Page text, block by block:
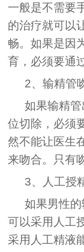
一般是不需要
的治疗就可以
畅。如果是因
育，必须要通
2、输精管
如果输精
位切除，必须
然不能让医生
来吻合。只有
3、人工授
如果男性的
可以采用人工
采用人工精液